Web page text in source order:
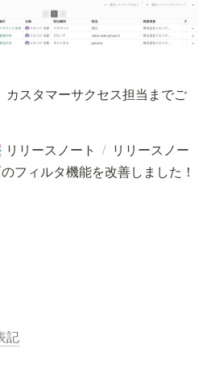
カスタマーサクセス担当までご
リリースノート / リリースノー
フィルタ機能を改善しました！
記